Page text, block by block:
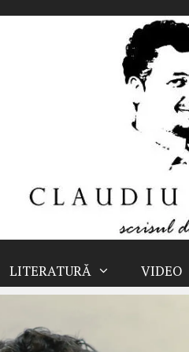
LITERATURĂ VIDEO